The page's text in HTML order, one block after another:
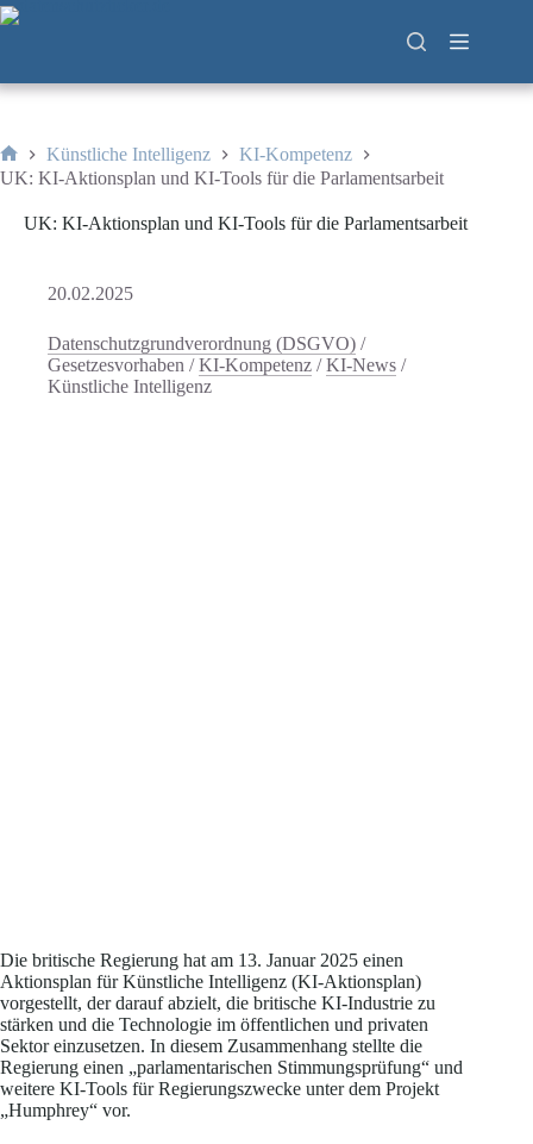
Zum
Inhalt
Start
Künstliche Intelligenz
KI-Kompetenz
UK: KI-Aktionsplan und KI-Tools für die Parlamentsarbeit
UK: KI-Aktionsplan und KI-Tools für die Parlamentsarbeit
20.02.2025
Datenschutzgrundverordnung (DSGVO) /
Gesetzesvorhaben /KI-Kompetenz /KI-News /
Künstliche Intelligenz
Die britische Regierung hat am 13. Januar 2025 einen
Aktionsplan für Künstliche Intelligenz (KI-Aktionsplan)
vorgestellt, der darauf abzielt, die britische KI-Industrie zu
stärken und die Technologie im öffentlichen und privaten
Sektor einzusetzen. In diesem Zusammenhang stellte die
Regierung einen „parlamentarischen Stimmungsprüfung“ und
weitere KI-Tools für Regierungszwecke unter dem Projekt
„Humphrey“ vor.